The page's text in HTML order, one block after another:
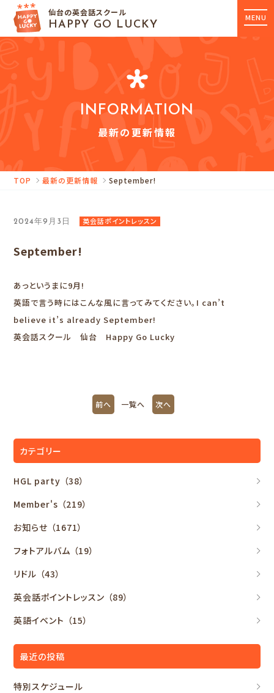
MENU
仙台の英会話スクール
HAPPY GO LUCKY
INFORMATION
最新の更新情報
TOP 最新の更新情報 September!
2024年9月3日 英会話ポイントレッスン
September!
あっというまに9月!
英語で言う時にはこんな風に言ってみてください。I can’t
believe it’s already September!
英会話スクール 仙台 Happy Go Lucky
前へ 一覧へ 次へ
カテゴリー
HGL party （38）
Member's （219）
お知らせ （1671）
フォトアルバム （19）
リドル （43）
英会話ポイントレッスン （89）
英語イベント （15）
最近の投稿
特別スケジュール